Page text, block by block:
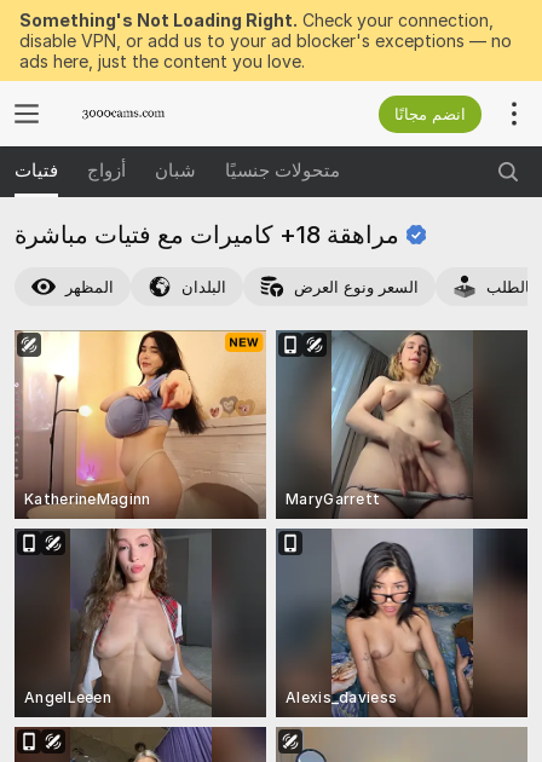
Something's Not Loading Right. Check your connection,
disable VPN, or add us to your ad blocker's exceptions — no
ads here, just the content you love.
انضم مجانًا
فتيات أزواج شبان متحولات جنسيًا
مراهقة 18+ كاميرات مع فتيات مباشرة
المظهر البلدان السعر ونوع العرض بالطلب
KatherineMaginn MaryGarrett
AngelLeeen Alexis_daviess